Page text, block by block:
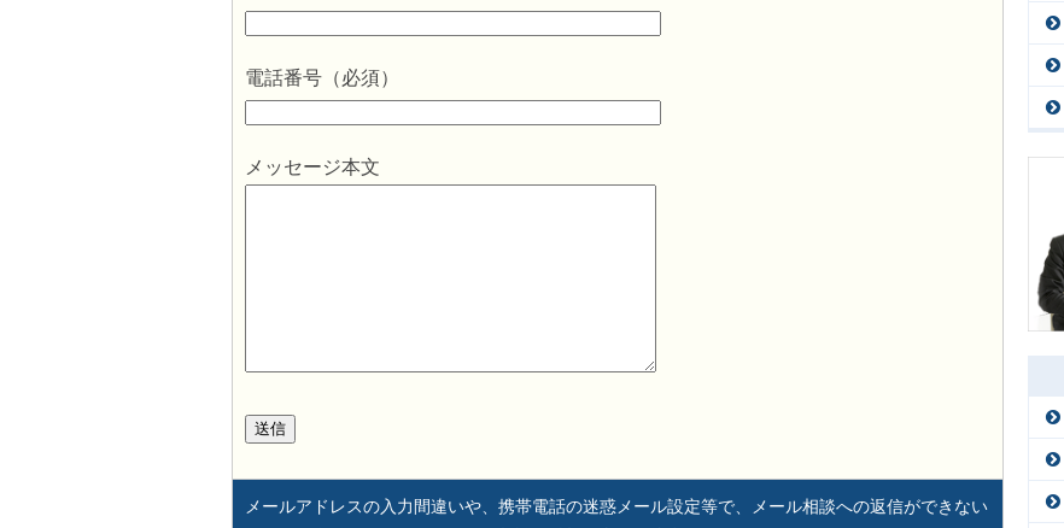
電話番号（必須）
メッセージ本文
メールアドレスの入力間違いや、携帯電話の迷惑メール設定等で、メール相談への返信ができない